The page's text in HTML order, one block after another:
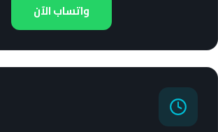
واتساب الآن